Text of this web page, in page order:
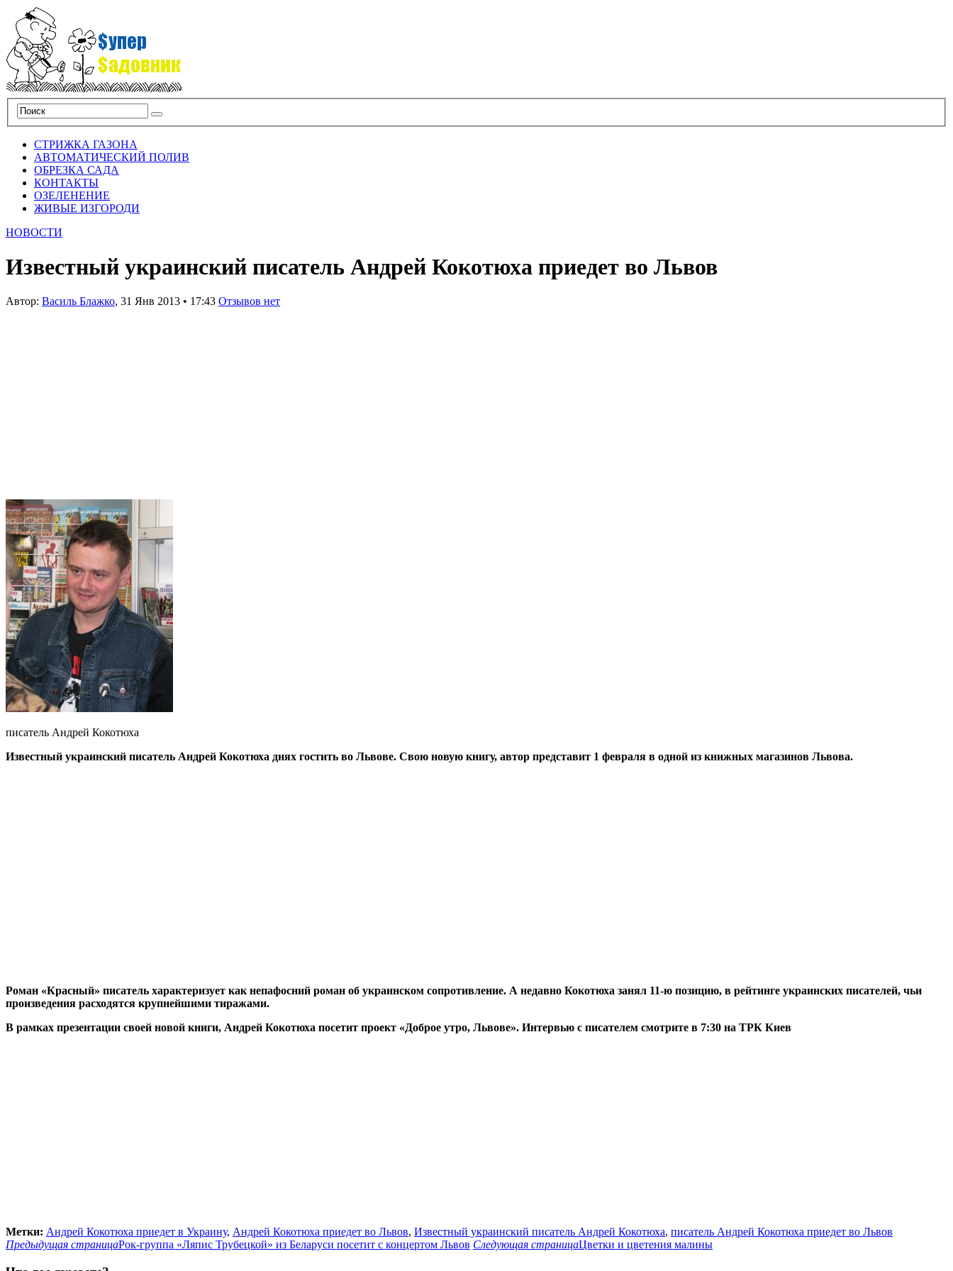
СТРИЖКА ГАЗОНА
АВТОМАТИЧЕСКИЙ ПОЛИВ
ОБРЕЗКА САДА
КОНТАКТЫ
ОЗЕЛЕНЕНИЕ
ЖИВЫЕ ИЗГОРОДИ
НОВОСТИ
Известный украинский писатель Андрей Кокотюха приедет во Львов
Автор: Василь Блажко, 31 Янв 2013 • 17:43 Отзывов нет
писатель Андрей Кокотюха
Известный украинский писатель Андрей Кокотюха днях гостить во Львове. Свою новую книгу, автор представит 1 февраля в одной из книжных магазинов Львова.
Роман «Красный» писатель характеризует как непафосний роман об украинском сопротивление. А недавно Кокотюха занял 11-ю позицию, в рейтинге украинских писателей, чьи
произведения расходятся крупнейшими тиражами.
В рамках презентации своей новой книги, Андрей Кокотюха посетит проект «Доброе утро, Львове». Интервью с писателем смотрите в 7:30 на ТРК Киев
Метки: Андрей Кокотюха приедет в Украину, Андрей Кокотюха приедет во Львов, Известный украинский писатель Андрей Кокотюха, писатель Андрей Кокотюха приедет во Львов
Предыдущая страницаРок-группа «Ляпис Трубецкой» из Беларуси посетит с концертом Львов Следующая страницаЦветки и цветения малины